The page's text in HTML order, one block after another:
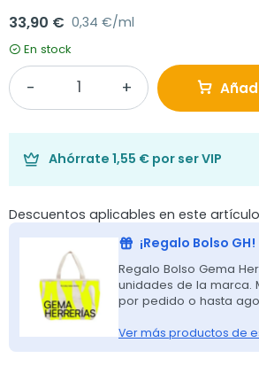
33,90 € 0,34 €/ml
En stock
Ahórrate 1,55 € por ser VIP
Descuentos aplicables en este artículo
¡Regalo Bolso GH!
Regalo Bolso Gema
unidades de la marca.
por pedido o hasta
Ver más productos de